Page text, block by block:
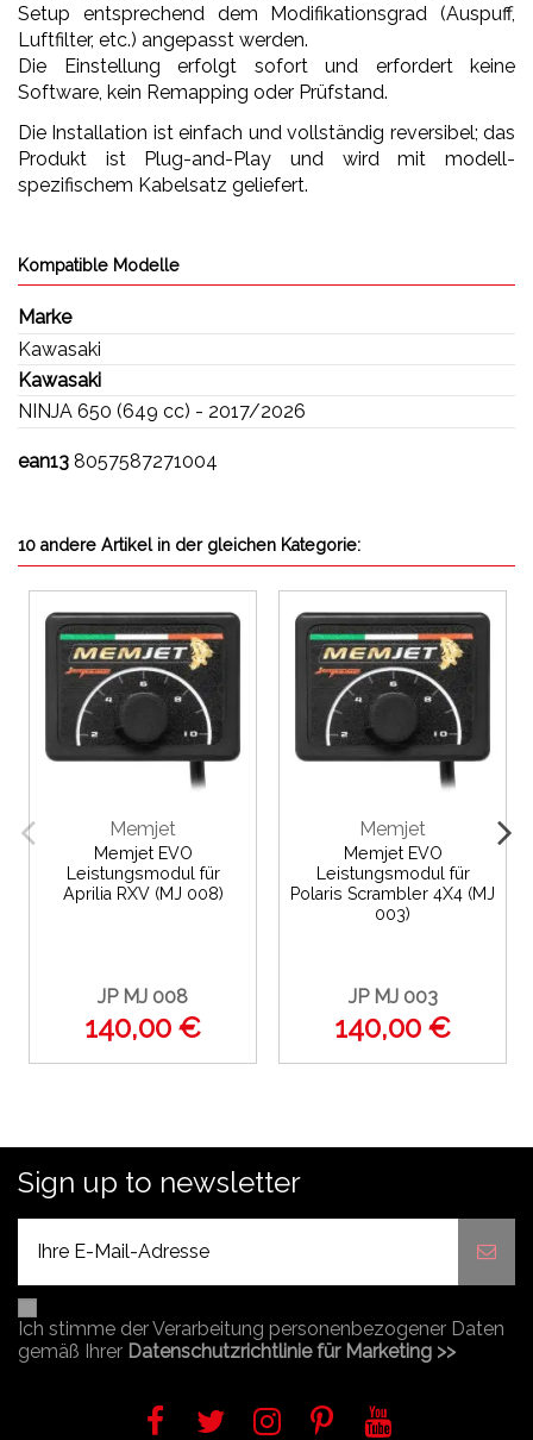
Setup entsprechend dem Modifikationsgrad (Auspuff,
Luftfilter, etc.) angepasst werden.
Die Einstellung erfolgt sofort und erfordert keine
Software, kein Remapping oder Prüfstand.
Die Installation ist einfach und vollständig reversibel; das
Produkt ist Plug-and-Play und wird mit modell-
spezifischem Kabelsatz geliefert.
Kompatible Modelle
Marke
Kawasaki
Kawasaki
NINJA 650 (649 cc) - 2017/2026
ean13 8057587271004
10 andere Artikel in der gleichen Kategorie:
Memjet
Memjet EVO
Leistungsmodul für
Aprilia RXV (MJ 008)
JP MJ 008
140,00 €
Memjet
Memjet EVO
Leistungsmodul für
Polaris Scrambler 4X4 (MJ
003)
JP MJ 003
140,00 €
Sign up to newsletter
Ich stimme der Verarbeitung personenbezogener Daten
gemäß Ihrer Datenschutzrichtlinie für Marketing >>